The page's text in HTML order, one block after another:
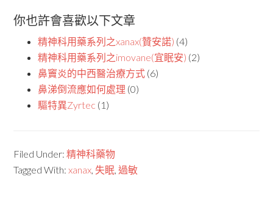
你也許會喜歡以下文章
精神科用藥系列之xanax(贊安諾) (4)
精神科用藥系列之imovane(宜眠安) (2)
鼻竇炎的中西醫治療方式 (6)
鼻涕倒流應如何處理 (0)
驅特異Zyrtec (1)
Filed Under:精神科藥物
Tagged With:xanax,失眠,過敏